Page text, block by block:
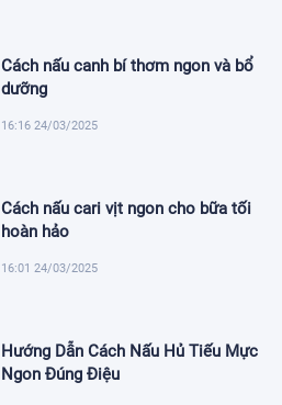
Cách nấu canh bí thơm ngon và bổ
dưỡng
16:16 24/03/2025
Cách nấu cari vịt ngon cho bữa tối
hoàn hảo
16:01 24/03/2025
Hướng Dẫn Cách Nấu Hủ Tiếu Mực
Ngon Đúng Điệu